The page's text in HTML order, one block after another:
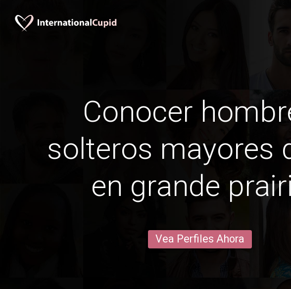
Conocer
solteros mayores
en grande
Vea Perfiles Ahora